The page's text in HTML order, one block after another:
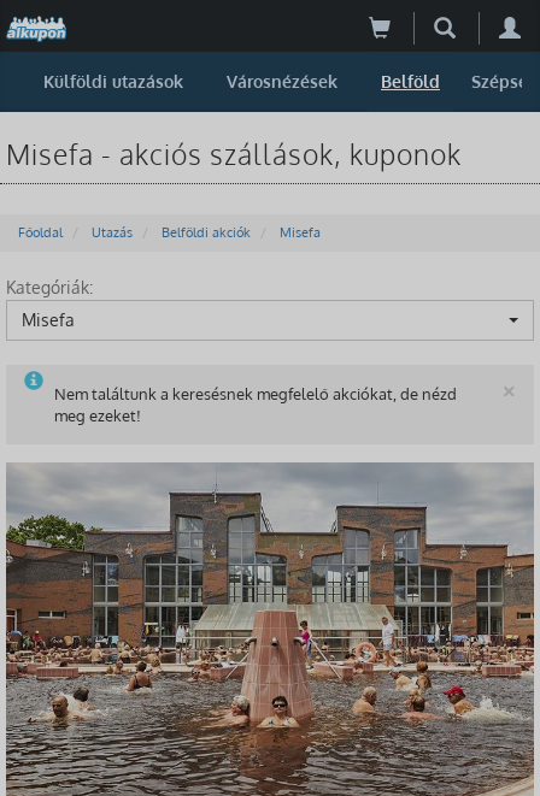
Külföldi utazások Városnézések Belföld Szépség
Misefa - akciós szállások, kuponok
Főoldal Utazás Belföldi akciók Misefa
Kategóriák:
Misefa
×
Nem találtunk a keresésnek megfelelő akciókat, de nézd
meg ezeket!